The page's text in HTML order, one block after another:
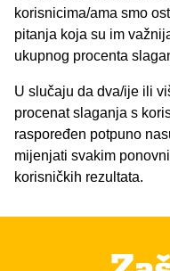
korisnicima/ama smo
pitanja koja su im
ukupnog procenta
U slučaju da dva/ije ili
procenat slaganja s
raspoređen potpuno
mijenjati svakim
korisničkih rezultata.